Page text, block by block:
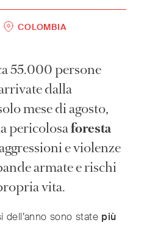
COLOMBIA
55.000 persone
dalla
mese di agosto,
pericolosaforesta
e violenze
armate e rischi
vita.
dell’anno sono state più
(Česky/English)
文)